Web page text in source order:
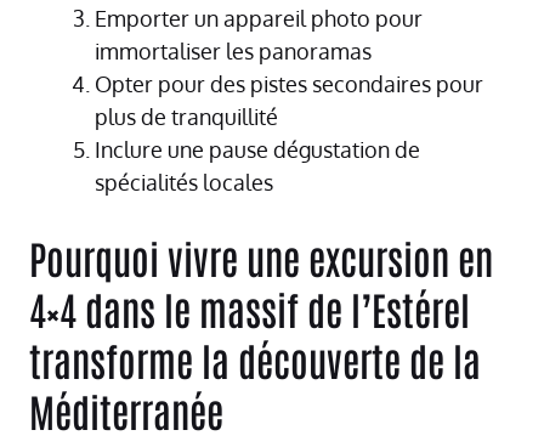
Emporter un appareil photo pour
immortaliser les panoramas
Opter pour des pistes secondaires pour
plus de tranquillité
Inclure une pause dégustation de
spécialités locales
Pourquoi vivre une excursion en
4×4 dans le massif de l’Estérel
transforme la découverte de la
Méditerranée